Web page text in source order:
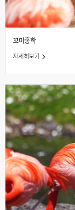
꼬마홍학
자세히보기